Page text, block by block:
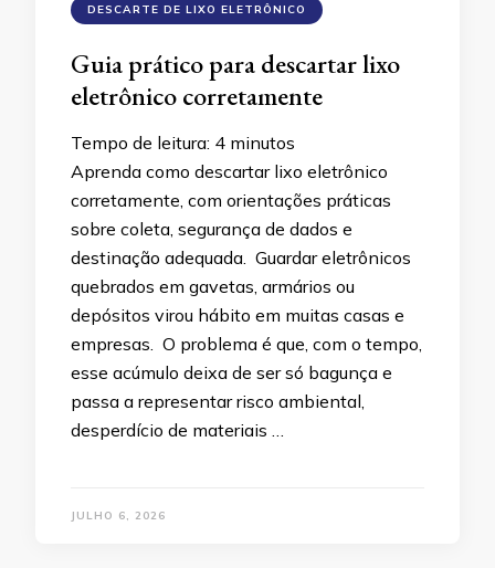
DESCARTE DE LIXO ELETRÔNICO
Guia prático para descartar lixo
eletrônico corretamente
Tempo de leitura: 4 minutos
Aprenda como descartar lixo eletrônico
corretamente, com orientações práticas
sobre coleta, segurança de dados e
destinação adequada. Guardar eletrônicos
quebrados em gavetas, armários ou
depósitos virou hábito em muitas casas e
empresas. O problema é que, com o tempo,
esse acúmulo deixa de ser só bagunça e
passa a representar risco ambiental,
desperdício de materiais …
JULHO 6, 2026